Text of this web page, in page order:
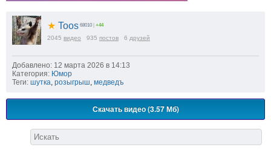
★ Toos 68010 | +44
2045 видео 935 постов 6 друзей
Добавлено: 12 марта 2026 в 14:13
Категория: Юмор
Теги: шутка розыгрыш медведъ
Скачать видео (3.57 Мб)